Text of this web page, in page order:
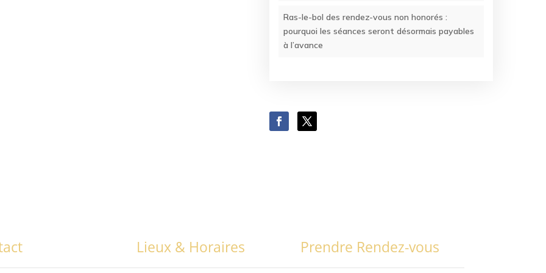
Ras-le-bol des rendez-vous non honorés :
pourquoi les séances seront désormais payables
à l’avance
Lieux & Horaires Prendre Rendez-vous